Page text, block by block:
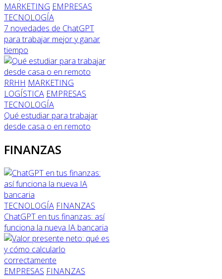
MARKETING EMPRESAS
TECNOLOGÍA
7 novedades de ChatGPT
para trabajar mejor y ganar
tiempo
RRHH MARKETING
LOGÍSTICA EMPRESAS
TECNOLOGÍA
Qué estudiar para trabajar
desde casa o en remoto
FINANZAS
TECNOLOGÍA FINANZAS
ChatGPT en tus finanzas: así
funciona la nueva IA bancaria
EMPRESAS FINANZAS